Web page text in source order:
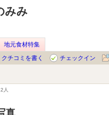
みみ
地元食材特集
クチコミを書く
チェックイン
2人